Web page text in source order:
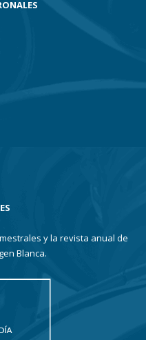
y la revista anual de
Blanca.